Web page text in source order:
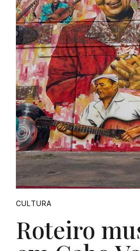
CULTURA
Roteiro